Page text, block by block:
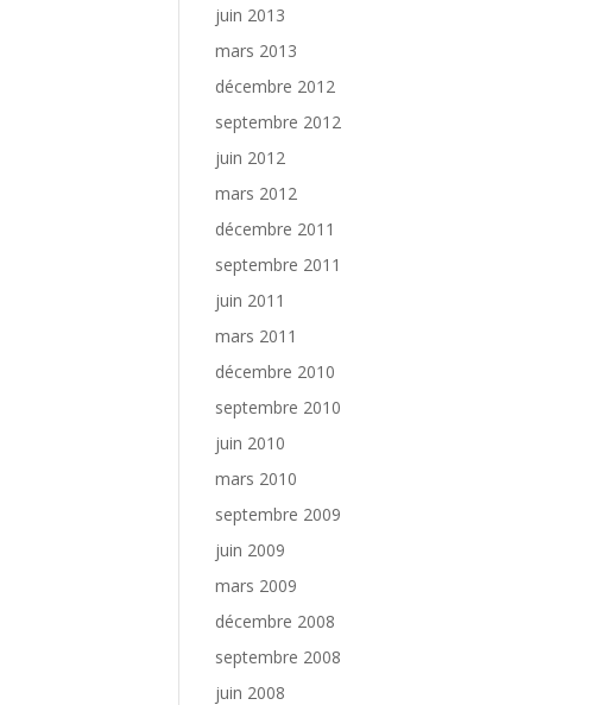
juin 2013
mars 2013
décembre 2012
septembre 2012
juin 2012
mars 2012
décembre 2011
septembre 2011
juin 2011
mars 2011
décembre 2010
septembre 2010
juin 2010
mars 2010
septembre 2009
juin 2009
mars 2009
décembre 2008
septembre 2008
juin 2008